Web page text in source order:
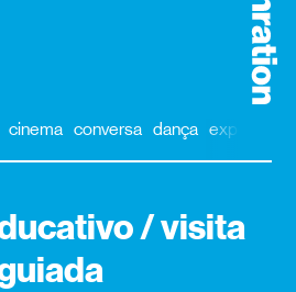
cinema conversa dança exposição
/ visita